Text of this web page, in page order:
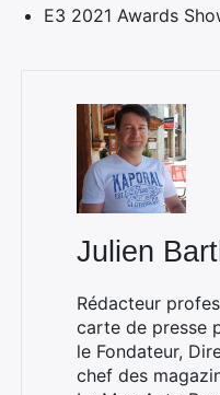
E3 2021 Awards
Julien
Rédacteur
carte de presse
le Fondateur,
chef des